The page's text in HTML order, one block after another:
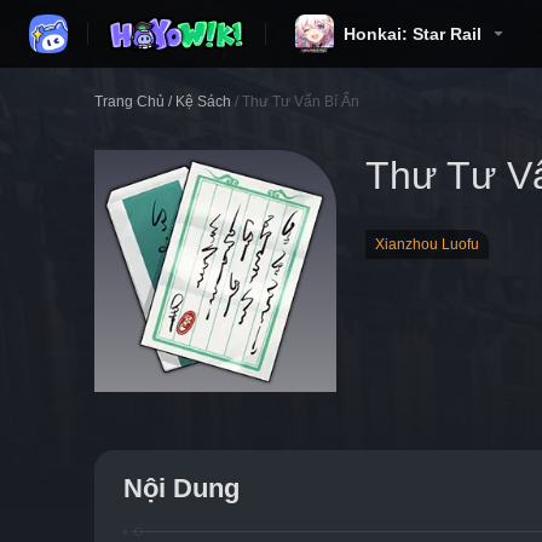
Honkai: Star Rail
Trang Chủ / Kệ Sách / Thư Tư Vấn Bí Ẩn
Thư Tư
Xianzhou Luofu
Nội Dung